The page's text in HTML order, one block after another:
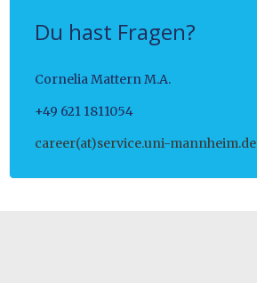
Du hast Fragen?
Cornelia Mattern M.A.
+49 621 1811054
career(at)service.uni-mannheim.de